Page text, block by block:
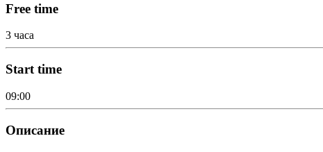
Free time
3 часа
Start time
09:00
Описание